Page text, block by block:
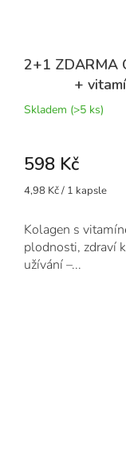
2+1 ZDARMA
+
Skladem (>5 ks)
598 Kč
Měrná
4,98 Kč / 1 kapsle
Kolagen s
plodnosti, zdraví
užívání –...